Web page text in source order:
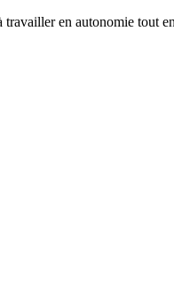
travailler en autonomie tout